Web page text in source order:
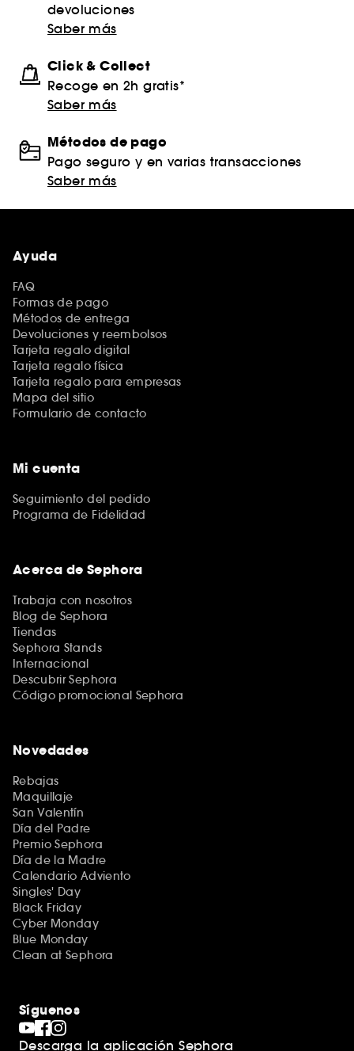
devoluciones
Saber más
Click & Collect
Recoge en 2h gratis*
Saber más
Métodos de pago
Pago seguro y en varias transacciones
Saber más
Ayuda
FAQ
Formas de pago
Métodos de entrega
Devoluciones y reembolsos
Tarjeta regalo digital
Tarjeta regalo física
Tarjeta regalo para empresas
Mapa del sitio
Formulario de contacto
Mi cuenta
Seguimiento del pedido
Programa de Fidelidad
Acerca de Sephora
Trabaja con nosotros
Blog de Sephora
Tiendas
Sephora Stands
Internacional
Descubrir Sephora
Código promocional Sephora
Novedades
Rebajas
Maquillaje
San Valentín
Día del Padre
Premio Sephora
Día de la Madre
Calendario Adviento
Singles' Day
Black Friday
Cyber Monday
Blue Monday
Clean at Sephora
Síguenos
Descarga la aplicación Sephora